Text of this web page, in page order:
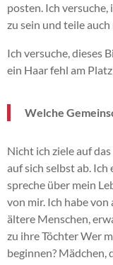
posten. Ich
zu sein und teile
Ich versuche, dieses
ein Haar fehl am
Welche
Nicht ich ziele auf
auf sich selbst ab. Ich
spreche über mein
von mir. Ich habe von
ältere Menschen,
zu ihre TöchterWer
beginnen? Mädchen,